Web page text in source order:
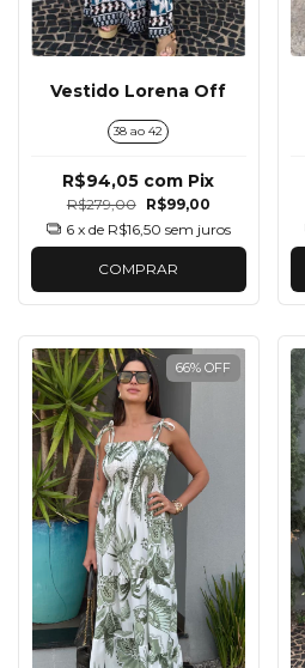
Vestido Lorena Off
38 ao 42
R$279,00 R$99,00
R$94,05 com Pix
6 x de R$16,50 sem juros
COMPRAR
66% OFF